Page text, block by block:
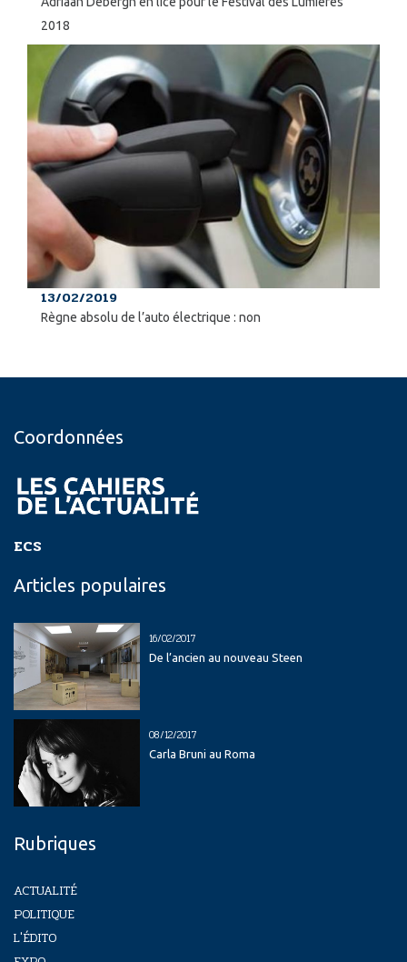
2018
13/02/2019
Règne absolu de l’auto électrique : non
Coordonnées
ECS
Articles populaires
16/02/2017
De l’ancien au nouveau Steen
08/12/2017
Carla Bruni au Roma
Rubriques
ACTUALITÉ
POLITIQUE
L'ÉDITO